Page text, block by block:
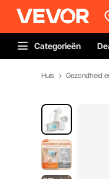
Categorieën
Huis Gezondheid